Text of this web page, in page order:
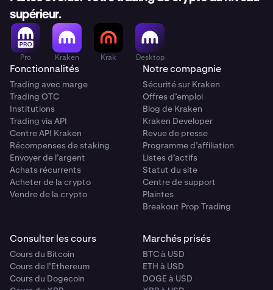
supérieur.
Pro Kraken Krak Desktop
Fonctionnalités
Trading avec marge
Trading OTC
Institutions
Trading via API
Centre API Kraken
Récompenses de staking
Envoyer de l’argent
Achats récurrents
Acheter de la crypto
Vendre de la crypto
Notre compagnie
Sécurité sur Kraken
Offres d’emploi
Blog de Kraken
Kraken Developer
Revue de presse
Programme d’affiliation
Listes d’actifs
Statut du site
Centre de support
Plaintes
Breakout Prop Trading
Consulter les cours
Cours du Bitcoin
Cours de l’Ethereum
Cours du Dogecoin
Marchés prisés
BTC à USD
ETH à USD
DOGE à USD